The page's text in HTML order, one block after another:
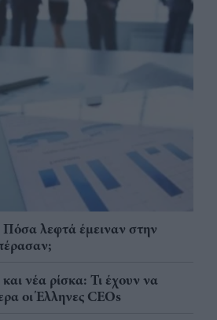
Πόσα λεφτά έμειναν στην
νέα ρίσκα: Τι έχουν να
οι Έλληνες CEOs